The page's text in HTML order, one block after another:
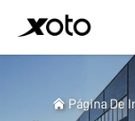
Sobre Nosotros
Página De